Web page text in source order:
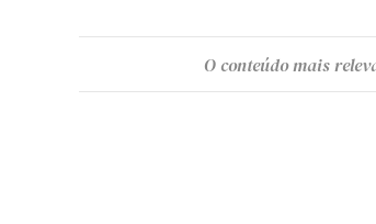
O conteúdomais